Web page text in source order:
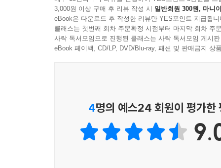
우리가 몰랐던 또 다른 세상의 특별한 이야기
다큐멘터리 [반짝이는 박수 소리](2014)는 입술
(코다)이 부모의 삶과 자신의 삶, 그리고 그 사이
이 책은 세상의 편견과 아무 상관없이 그저 ‘나
우리의 상처와 고민을 만날 수 있다. 그리고 그것
또 다른 세상의 특별한 이야기, 손으로 전하기에
3,000원 이상 구매 후 리뷰 작성 시 일반회원 300원, 마니
eBook은 다운로드 후 작성한 리뷰만 YES포인트 지급됩니
클래스는 첫번째 회차 주문확정 시점부터 마지막 회차 주
사락 독서모임으로 진행된 클래스는 사락 독서모임 게시
eBook 페이백, CD/LP, DVD/Blu-ray, 패션 및 판매금지 상
4명의 예스24 회원이 평가한